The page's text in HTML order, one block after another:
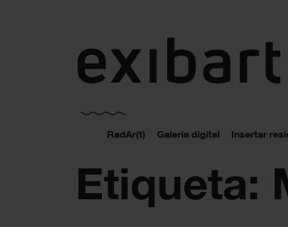
RadAr(t) Galería digital Insertar
Etiqueta: